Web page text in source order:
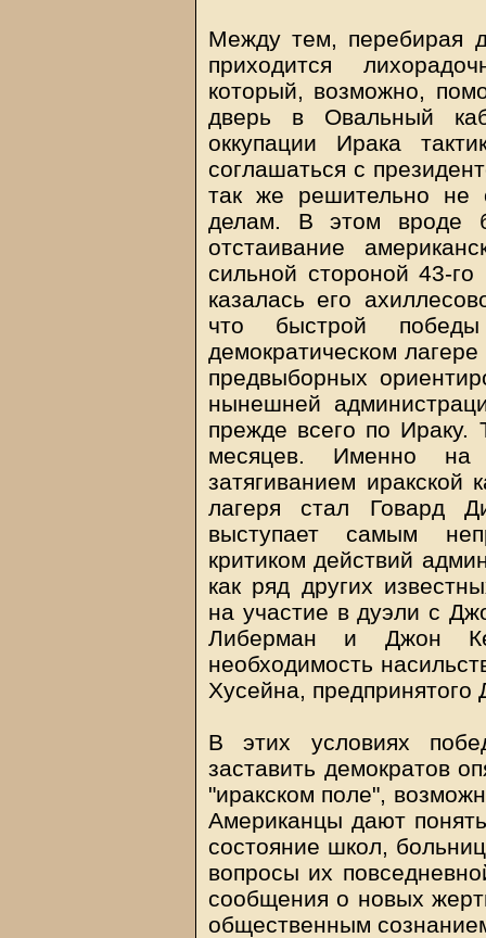
Между тем, перебирая
приходится
который, возможно,
дверь в Овальный
оккупации Ирака
соглашаться с
так же решительно не
делам. В этом вроде
отстаивание
сильной стороной 43-
казалась его
что быстрой
демократическом
предвыборных
нынешней
прежде всего по Ираку.
месяцев. Именно на
затягиванием иракской
лагеря стал Говард
выступает самым
критиком действий
как ряд других
на участие в дуэли с
Либерман и Джон
необходимость
Хусейна,
В этих условиях
заставить демократов
"иракском поле",
Американцы дают
состояние школ,
вопросы их
сообщения о новых
общественным